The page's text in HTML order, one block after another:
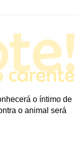
o íntimo de
o animal será